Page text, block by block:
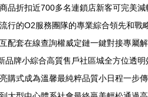
折扣近700多名連鎖店新客可完美
的O2服務團隊的專業綜合領先和
配套在線查詢權威定鏈一鍵對接專
牌小綜合高質售戶社區城全方位
購式成為溫馨最純粹品質小日程一